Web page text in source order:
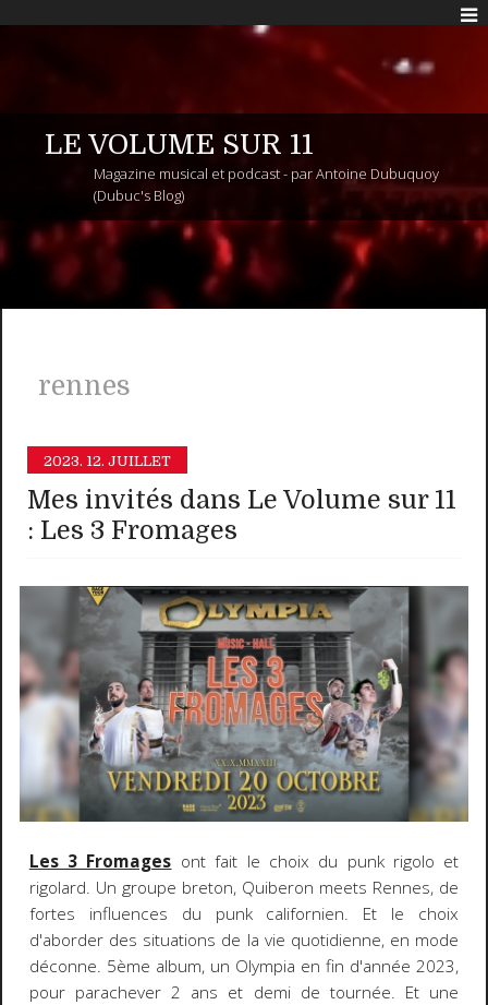
LE VOLUME SUR 11
Magazine musical et podcast - par Antoine Dubuquoy
(Dubuc's Blog)
rennes
2023. 12. JUILLET
Mes invités dans Le Volume sur 11
: Les 3 Fromages
Les 3 Fromages ont fait le choix du punk rigolo et
rigolard. Un groupe breton, Quiberon meets Rennes, de
fortes influences du punk californien. Et le choix
d'aborder des situations de la vie quotidienne, en mode
déconne. 5ème album, un Olympia en fin d'année 2023,
pour parachever 2 ans et demi de tournée. Et une